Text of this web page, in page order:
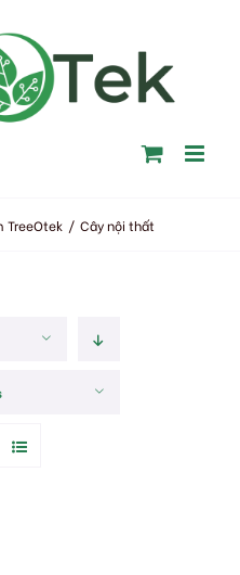
TreeOtek / Cây nội thất